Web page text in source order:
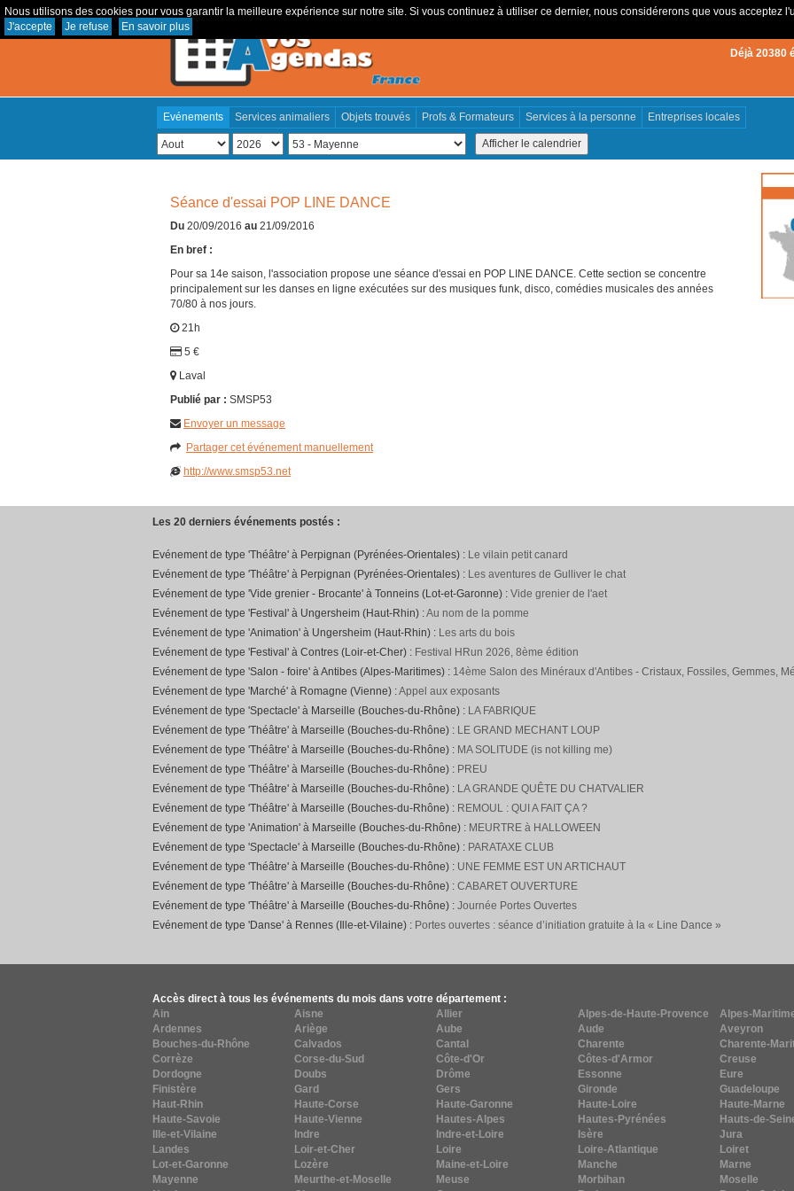
Nous utilisons des cookies pour vous garantir la meilleure expérience sur notre site. Si vous continuez à utiliser ce dernier, nous considérerons que vous acceptez
J'accepte
Je refuse En savoir plus
Déjà 20380
Evénements Services animaliers Objets trouvés Profs & Formateurs Services à la personne Entreprises locales
Séance d'essai POP LINE DANCE
Du 20/09/2016 au 21/09/2016
En bref :
Pour sa 14e saison, l'association propose une séance d'essai en POP LINE DANCE. Cette section se concentre
principalement sur les danses en ligne exécutées sur des musiques funk, disco, comédies musicales des années
70/80 à nos jours.
21h
5 €
Laval
Publié par : SMSP53
Envoyer un message
Partager cet événement manuellement
http://www.smsp53.net
Les 20 derniers événements postés :
Evénement de type 'Théâtre' à Perpignan (Pyrénées-Orientales) : Le vilain petit canard
Evénement de type 'Théâtre' à Perpignan (Pyrénées-Orientales) : Les aventures de Gulliver le chat
Evénement de type 'Vide grenier - Brocante' à Tonneins (Lot-et-Garonne) : Vide grenier de l'aet
Evénement de type 'Festival' à Ungersheim (Haut-Rhin) :Au nom de la pomme
Evénement de type 'Animation' à Ungersheim (Haut-Rhin) : Les arts du bois
Evénement de type 'Festival' à Contres (Loir-et-Cher) : Festival HRun 2026, 8ème édition
Evénement de type 'Salon - foire' à Antibes (Alpes-Maritimes) : 14ème Salon des Minéraux d'Antibes - Cristaux, Fossiles, Gemmes,
Evénement de type 'Marché' à Romagne (Vienne) :Appel aux exposants
Evénement de type 'Spectacle' à Marseille (Bouches-du-Rhône) : LA FABRIQUE
Evénement de type 'Théâtre' à Marseille (Bouches-du-Rhône) : LE GRAND MECHANT LOUP
Evénement de type 'Théâtre' à Marseille (Bouches-du-Rhône) : MA SOLITUDE (is not killing me)
Evénement de type 'Théâtre' à Marseille (Bouches-du-Rhône) : PREU
Evénement de type 'Théâtre' à Marseille (Bouches-du-Rhône) : LA GRANDE QUÊTE DU CHATVALIER
Evénement de type 'Théâtre' à Marseille (Bouches-du-Rhône) : REMOUL : QUI A FAIT ÇA ?
Evénement de type 'Animation' à Marseille (Bouches-du-Rhône) : MEURTRE à HALLOWEEN
Evénement de type 'Spectacle' à Marseille (Bouches-du-Rhône) : PARATAXE CLUB
Evénement de type 'Théâtre' à Marseille (Bouches-du-Rhône) : UNE FEMME EST UN ARTICHAUT
Evénement de type 'Théâtre' à Marseille (Bouches-du-Rhône) : CABARET OUVERTURE
Evénement de type 'Théâtre' à Marseille (Bouches-du-Rhône) : Journée Portes Ouvertes
Evénement de type 'Danse' à Rennes (Ille-et-Vilaine) : Portes ouvertes : séance d’initiation gratuite à la « Line Dance »
Accès direct à tous les événements du mois dans votre département :
Ain
Aisne Allier Alpes-de-Haute-Provence Alpes-
Ardennes
Ariège Aube Aude Aveyron
Bouches-du-Rhône
Calvados Cantal Charente Charente-
Corrèze
Corse-du-Sud Côte-d'Or Côtes-d'Armor Creuse
Dordogne
Doubs Drôme Essonne Eure
Finistère
Gard Gers Gironde Guadeloupe
Haut-Rhin
Haute-Corse Haute-Garonne Haute-Loire Haute-Marne
Haute-Savoie
Haute-Vienne Hautes-Alpes Hautes-Pyrénées Hauts-de-
Ille-et-Vilaine
Indre Indre-et-Loire Isère Jura
Landes
Loir-et-Cher Loire Loire-Atlantique Loiret
Lot-et-Garonne
Lozère Maine-et-Loire Manche Marne
Mayenne
Meurthe-et-Moselle Meuse Morbihan Moselle